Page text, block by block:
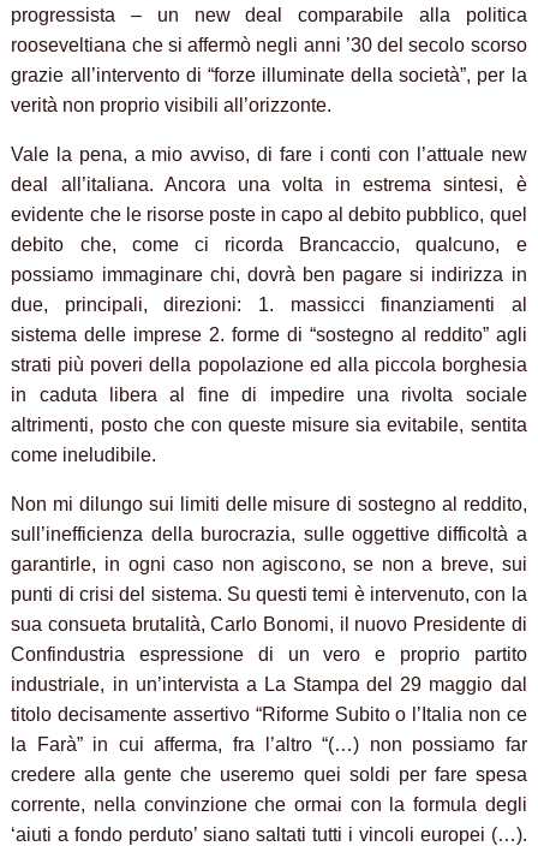
progressista – un new deal comparabile alla politica
rooseveltiana che si affermò negli anni ’30 del secolo scorso
grazie all’intervento di “forze illuminate della società”, per la
verità non proprio visibili all’orizzonte.
Vale la pena, a mio avviso, di fare i conti con l’attuale new
deal all’italiana. Ancora una volta in estrema sintesi, è
evidente che le risorse poste in capo al debito pubblico, quel
debito che, come ci ricorda Brancaccio, qualcuno, e
possiamo immaginare chi, dovrà ben pagare si indirizza in
due, principali, direzioni: 1. massicci finanziamenti al
sistema delle imprese 2. forme di “sostegno al reddito” agli
strati più poveri della popolazione ed alla piccola borghesia
in caduta libera al fine di impedire una rivolta sociale
altrimenti, posto che con queste misure sia evitabile, sentita
come ineludibile.
Non mi dilungo sui limiti delle misure di sostegno al reddito,
sull’inefficienza della burocrazia, sulle oggettive difficoltà a
garantirle, in ogni caso non agiscono, se non a breve, sui
punti di crisi del sistema. Su questi temi è intervenuto, con la
sua consueta brutalità, Carlo Bonomi, il nuovo Presidente di
Confindustria espressione di un vero e proprio partito
industriale, in un’intervista a La Stampa del 29 maggio dal
titolo decisamente assertivo “Riforme Subito o l’Italia non ce
la Farà” in cui afferma, fra l’altro “(…) non possiamo far
credere alla gente che useremo quei soldi per fare spesa
corrente, nella convinzione che ormai con la formula degli
‘aiuti a fondo perduto’ siano saltati tutti i vincoli europei (…).